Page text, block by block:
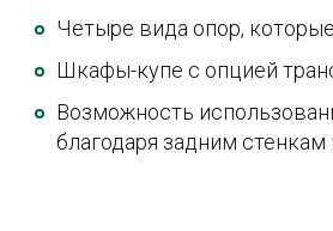
Четыре вида опор,
Шкафы-купе с опцией
Возможность
благодаря задним